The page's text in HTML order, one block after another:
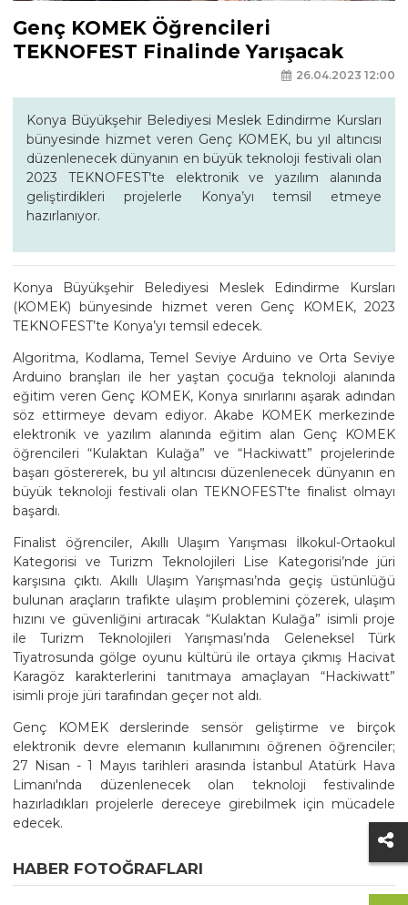
Genç KOMEK Öğrencileri
TEKNOFEST Finalinde Yarışacak
26.04.2023 12:00
Konya Büyükşehir Belediyesi Meslek Edindirme Kursları
bünyesinde hizmet veren Genç KOMEK, bu yıl altıncısı
düzenlenecek dünyanın en büyük teknoloji festivali olan
2023 TEKNOFEST’te elektronik ve yazılım alanında
geliştirdikleri projelerle Konya’yı temsil etmeye
hazırlanıyor.
Konya Büyükşehir Belediyesi Meslek Edindirme Kursları
(KOMEK) bünyesinde hizmet veren Genç KOMEK, 2023
TEKNOFEST’te Konya’yı temsil edecek.
Algoritma, Kodlama, Temel Seviye Arduino ve Orta Seviye
Arduino branşları ile her yaştan çocuğa teknoloji alanında
eğitim veren Genç KOMEK, Konya sınırlarını aşarak adından
söz ettirmeye devam ediyor. Akabe KOMEK merkezinde
elektronik ve yazılım alanında eğitim alan Genç KOMEK
öğrencileri “Kulaktan Kulağa” ve “Hackiwatt” projelerinde
başarı göstererek, bu yıl altıncısı düzenlenecek dünyanın en
büyük teknoloji festivali olan TEKNOFEST’te finalist olmayı
başardı.
Finalist öğrenciler, Akıllı Ulaşım Yarışması İlkokul-Ortaokul
Kategorisi ve Turizm Teknolojileri Lise Kategorisi’nde jüri
karşısına çıktı. Akıllı Ulaşım Yarışması’nda geçiş üstünlüğü
bulunan araçların trafikte ulaşım problemini çözerek, ulaşım
hızını ve güvenliğini artıracak “Kulaktan Kulağa” isimli proje
ile Turizm Teknolojileri Yarışması’nda Geleneksel Türk
Tiyatrosunda gölge oyunu kültürü ile ortaya çıkmış Hacivat
Karagöz karakterlerini tanıtmaya amaçlayan “Hackiwatt”
isimli proje jüri tarafından geçer not aldı.
Genç KOMEK derslerinde sensör geliştirme ve birçok
elektronik devre elemanın kullanımını öğrenen öğrenciler;
27 Nisan - 1 Mayıs tarihleri arasında İstanbul Atatürk Hava
Limanı'nda düzenlenecek olan teknoloji festivalinde
hazırladıkları projelerle dereceye girebilmek için mücadele
edecek.
HABER FOTOĞRAFLARI